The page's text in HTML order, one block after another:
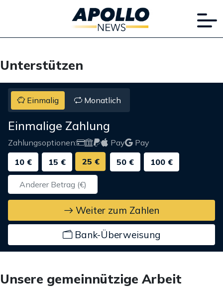
Unterstützen
Einmalig Monatlich
Einmalige Zahlung
Zahlungsoptionen: Pay
Pay
10 €
15 € 25 € 50 € 100 €
Weiter zum Zahlen
Bank-Überweisung
Unsere gemeinnützige Arbeit